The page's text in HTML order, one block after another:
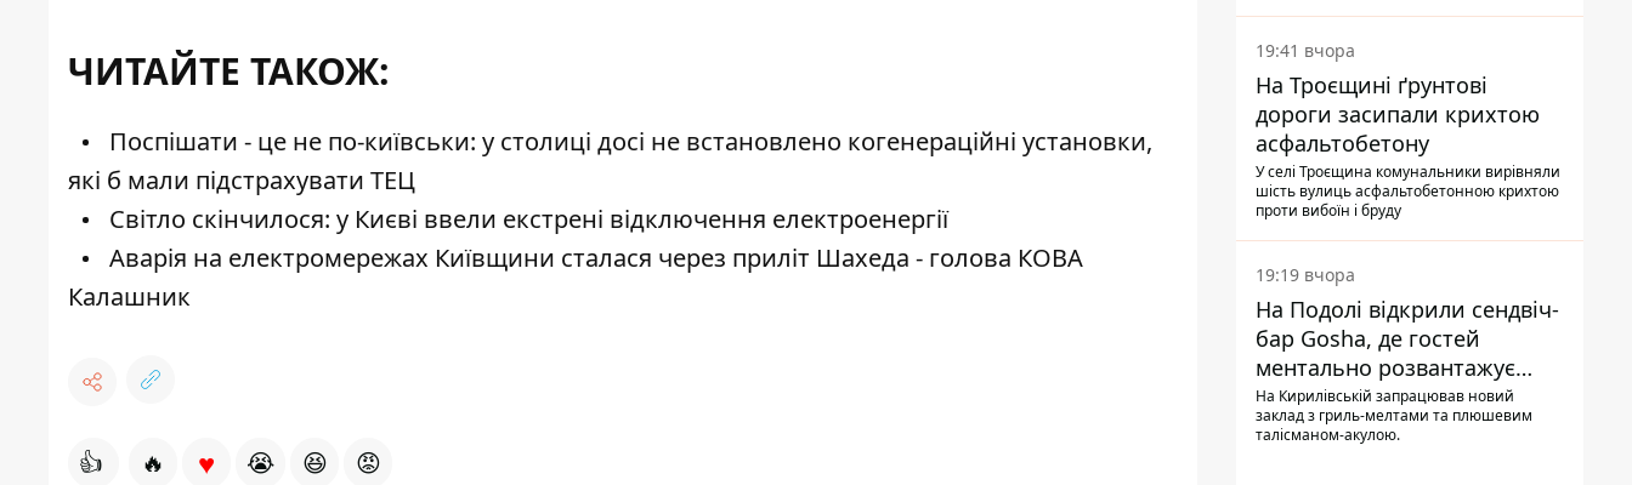
ЧИТАЙТЕ ТАКОЖ:
Поспішати - це не по-київськи: у столиці досі не встановлено когенераційні установки,
які б мали підстрахувати ТЕЦ
Світло скінчилося: у Києві ввели екстрені відключення електроенергії
Аварія на електромережах Київщини сталася через приліт Шахеда - голова КОВА
Калашник
👍 🔥 ♥ 😭 😆 😡
19:41 вчора
На Троєщині ґрунтові
дороги засипали крихтою
асфальтобетону
У селі Троєщина комунальники вирівняли
шість вулиць асфальтобетонною крихтою
проти вибоїн і бруду
19:19 вчора
На Подолі відкрили сендвіч-
бар Gosha, де гостей
ментально розвантажує
акула
На Кирилівській запрацював новий
заклад з гриль-мелтами та плюшевим
талісманом-акулою.